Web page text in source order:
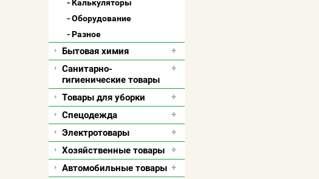
Калькуляторы
Оборудование
Разное
Бытовая химия
Санитарно-
гигиенические товары
Товары для уборки
Спецодежда
Электротовары
Хозяйственные товары
Автомобильные товары